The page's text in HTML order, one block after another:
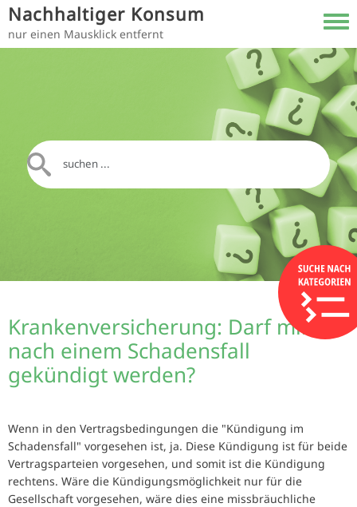
Direkt zum Inhalt
Nachhaltiger Konsum
nur einen Mausklick entfernt
Krankenversicherung: Darf mir
nach einem Schadensfall
gekündigt werden?
Wenn in den Vertragsbedingungen die "Kündigung im
Schadensfall" vorgesehen ist, ja. Diese Kündigung ist für beide
Vertragsparteien vorgesehen, und somit ist die Kündigung
rechtens. Wäre die Kündigungsmöglichkeit nur für die
Gesellschaft vorgesehen, wäre dies eine missbräuchliche